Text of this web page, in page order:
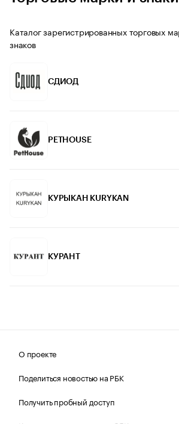
Каталог зарегистрированных торговых
знаков
СДИОД
PETHOUSE
КУРЫКАН KURYKAN
КУРАНТ
О проекте
Поделиться новостью на РБК
Получить пробный доступ